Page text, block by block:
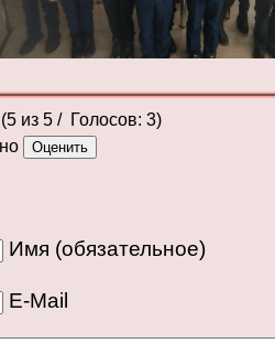
5 из 5 / Голосов: 3)
Имя (обязательное)
E-Mail